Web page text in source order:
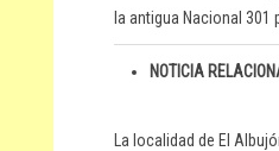
la antigua Nacional 301
NOTICIA
La localidad de El